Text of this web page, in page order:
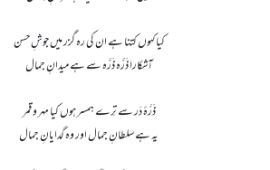
کیا کہوں کتنا ہے ان کی رہ گزر میں جوشِ حسن
آشکارا ذَرَّہ ذَرَّہ سے ہے میدانِ جمال
ذَرَّۂ دَر سے تِرے ہمسر ہوں کیا مہر و قمر
یہ ہے سلطانِ جمال اور وہ گدایانِ جمال